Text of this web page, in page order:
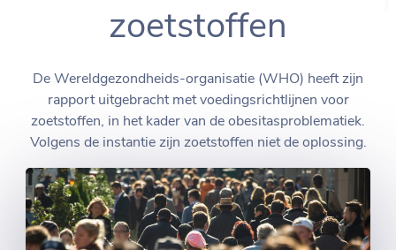
zoetstoffen
De Wereldgezondheids-organisatie (WHO) heeft zijn
rapport uitgebracht met voedingsrichtlijnen voor
zoetstoffen, in het kader van de obesitasproblematiek.
Volgens de instantie zijn zoetstoffen niet de oplossing.